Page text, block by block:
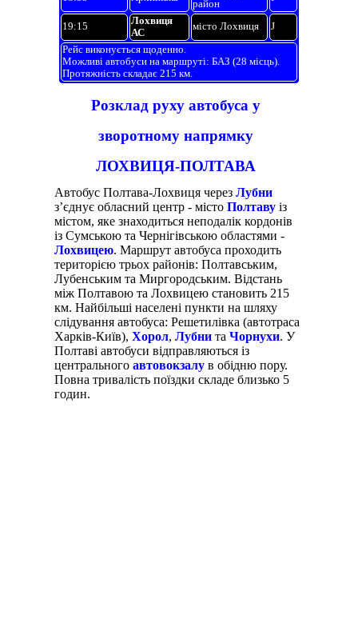
район
19:15
Лохвиця
АС
місто Лохвиця J
Рейс виконується щоденно.
Можливі автобуси на маршруті: БАЗ (28 місць).
Протяжність складає 215 км.
Розклад руху автобуса у
зворотному напрямку
ЛОХВИЦЯ-ПОЛТАВА
Автобус Полтава-Лохвиця черезЛубни
з’єднує обласний центр - містоПолтаву із
містом, яке знаходиться неподалік кордонів
із Сумською та Чернігівською областями -
Лохвицею. Маршрут автобуса проходить
територією трьох районів: Полтавським,
Лубенським та Миргородським. Відстань
між Полтавою та Лохвицею становить 215
км. Найбільші населені пункти на шляху
слідування автобуса: Решетилівка (автотраса
Харків-Київ),Хорол,Лубни таЧорнухи. У
Полтаві автобуси відправляються із
центральногоавтовокзалу в обідню пору.
Повна тривалість поїздки складе близько 5
годин.